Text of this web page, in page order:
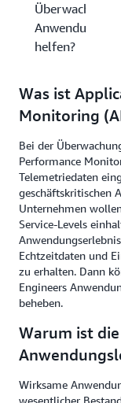
Überwachung
helfen?
Was ist
Monitoring
Bei der
Performance
Telemetriedaten
geschäftskritischen
Unternehmen
Service-Levels
Echtzeitdaten und
zu erhalten. Dann
Engineers
beheben.
Warum ist
Wirksame
wesentlicher